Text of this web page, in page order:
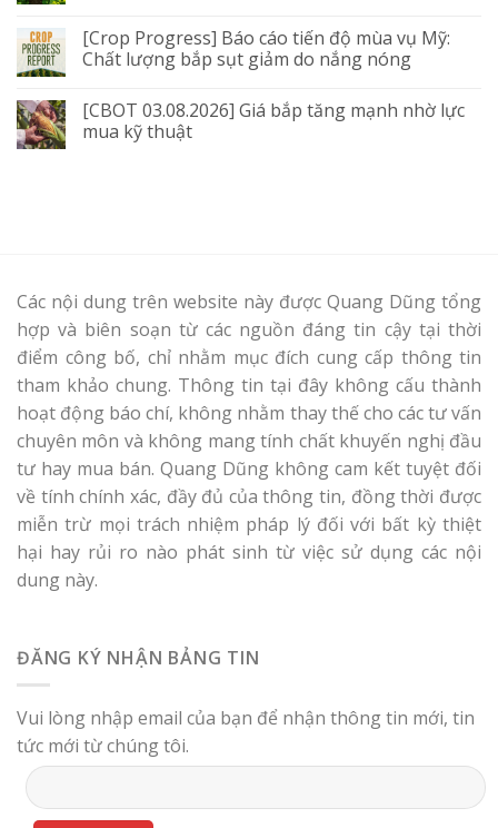
[Crop Progress] Báo cáo tiến độ mùa vụ Mỹ:
Chất lượng bắp sụt giảm do nắng nóng
[CBOT 03.08.2026] Giá bắp tăng mạnh nhờ lực
mua kỹ thuật
Các nội dung trên website này được Quang Dũng tổng
hợp và biên soạn từ các nguồn đáng tin cậy tại thời
điểm công bố, chỉ nhằm mục đích cung cấp thông tin
tham khảo chung. Thông tin tại đây không cấu thành
hoạt động báo chí, không nhằm thay thế cho các tư vấn
chuyên môn và không mang tính chất khuyến nghị đầu
tư hay mua bán. Quang Dũng không cam kết tuyệt đối
về tính chính xác, đầy đủ của thông tin, đồng thời được
miễn trừ mọi trách nhiệm pháp lý đối với bất kỳ thiệt
hại hay rủi ro nào phát sinh từ việc sử dụng các nội
dung này.
ĐĂNG KÝ NHẬN BẢNG TIN
Vui lòng nhập email của bạn để nhận thông tin mới, tin
tức mới từ chúng tôi.